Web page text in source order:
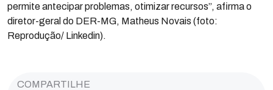
permite antecipar problemas, otimizar recursos”, afirma o
diretor-geral do DER-MG, Matheus Novais (foto:
Reprodução/ Linkedin).
COMPARTILHE